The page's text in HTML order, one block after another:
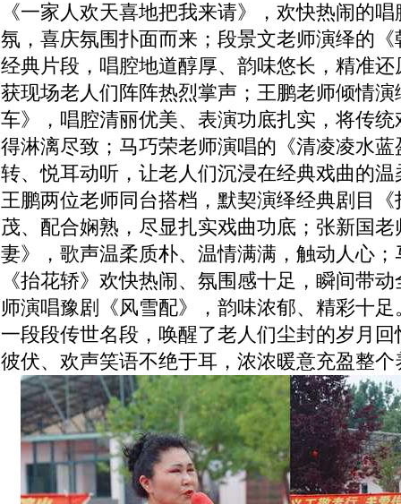
《一家人欢天喜地把我来请》，欢快热闹的
氛，喜庆氛围扑面而来；段景文老师演绎的《
经典片段，唱腔地道醇厚、韵味悠长，精准
获现场老人们阵阵热烈掌声；王鹏老师倾情
车》，唱腔清丽优美、表演功底扎实，将传
得淋漓尽致；马巧荣老师演唱的《清凌凌水
转、悦耳动听，让老人们沉浸在经典戏曲的
王鹏两位老师同台搭档，默契演绎经典剧目
茂、配合娴熟，尽显扎实戏曲功底；张新国
妻》，歌声温柔质朴、温情满满，触动人心
《抬花轿》欢快热闹、氛围感十足，瞬间带
师演唱豫剧《风雪配》，韵味浓郁、精彩十
一段段传世名段，唤醒了老人们尘封的岁月
彼伏、欢声笑语不绝于耳，浓浓暖意充盈整个